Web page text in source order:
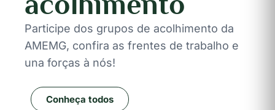
Participe dos grupos de acolhimento da
AMEMG, confira as frentes de trabalho e
una forças à nós!
Conheça todos